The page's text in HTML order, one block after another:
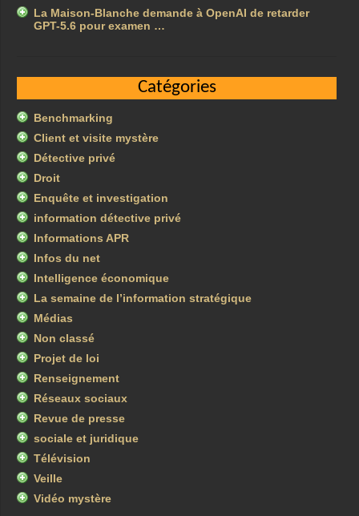
La Maison-Blanche demande à OpenAI de retarder
GPT-5.6 pour examen …
Catégories
Benchmarking
Client et visite mystère
Détective privé
Droit
Enquête et investigation
information détective privé
Informations APR
Infos du net
Intelligence économique
La semaine de l’information stratégique
Médias
Non classé
Projet de loi
Renseignement
Réseaux sociaux
Revue de presse
sociale et juridique
Télévision
Veille
Vidéo mystère